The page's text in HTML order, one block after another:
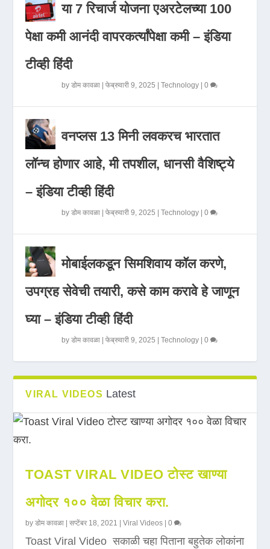
या 7 रिचार्ज योजना एअरटेलच्या 100
पेक्षा कमी आनंदी वापरकर्त्यांपेक्षा कमी – इंडिया
टीव्ही हिंदी
byडोम कावळा |फेब्रुवारी 9, 2025 |Technology |0
वनप्लस 13 मिनी लवकरच भारतात
लॉन्च होणार आहे, मी तपशील, धानसी वैशिष्ट्ये
– इंडिया टीव्ही हिंदी
byडोम कावळा |फेब्रुवारी 9, 2025 |Technology |0
मोबाईलकडून सिमशिवाय कॉल करणे,
उपग्रह सेवेची तयारी, कसे काम करावे हे जाणून
घ्या – इंडिया टीव्ही हिंदी
byडोम कावळा |फेब्रुवारी 9, 2025 |Technology |0
VIRAL VIDEOS Latest
TOAST VIRAL VIDEO टोस्ट खाण्या
अगोदर १०० वेळा विचार करा.
byडोम कावळा |सप्टेंबर 18, 2021 |Viral Videos |0
Toast Viral Video सकाळी चहा पिताना बहुतेक लोकांना